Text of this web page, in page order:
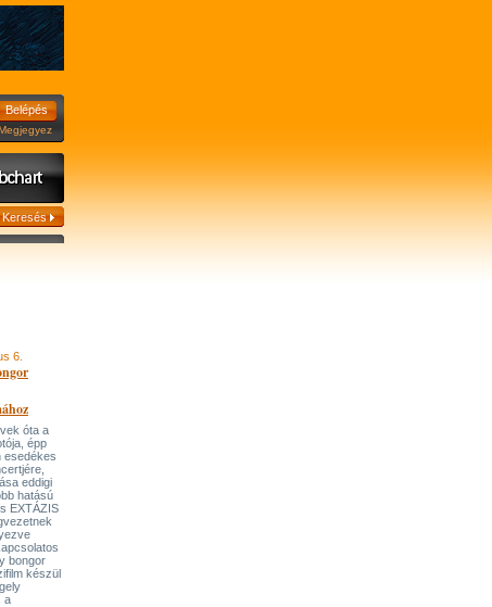
6.
óta a
épp
esedékes
eddigi
hatású
EXTÁZIS
bongor
készül
a